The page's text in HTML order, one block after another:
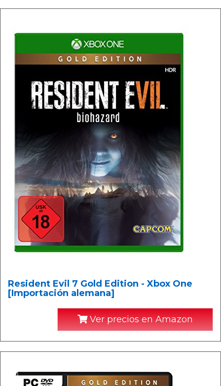
Resident Evil 7 Gold Edition - Xbox One
[Importación alemana]
Ver precios en Amazon